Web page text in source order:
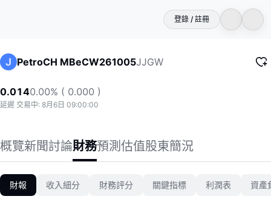
登錄 / 註冊
PetroCH MBeCW261005JJGW
0.0140.00% ( 0.000 )
延遲 交易中: 8月6日 09:00:00
概覽新聞討論財務預測 估值股東簡況
財報 收入細分 財務評分 關鍵指標 利潤表 資產